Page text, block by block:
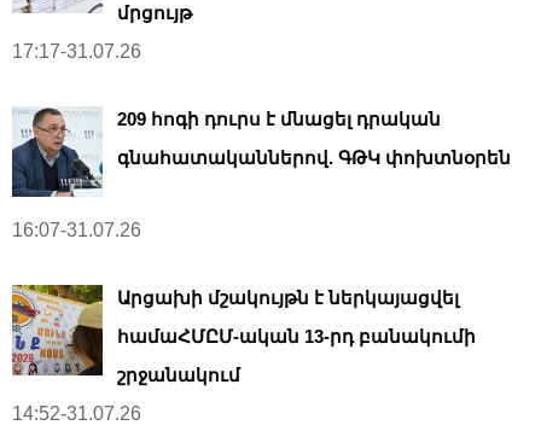
մրցույթ
17:17-31.07.26
209 հոգի դուրս է մնացել դրական
գնահատականներով. ԳԹԿ փոխտնօրեն
16:07-31.07.26
Արցախի մշակույթն է ներկայացվել
համաՀՄԸՄ-ական 13-րդ բանակումի
շրջանակում
14:52-31.07.26